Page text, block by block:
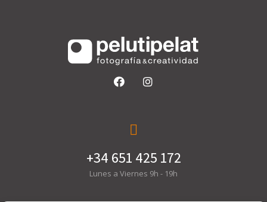
+34 651 425 172
Lunes a Viernes 9h - 19h